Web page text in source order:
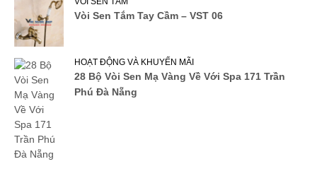
Vòi Sen Tắm Tay Cầm – VST 06
HOẠT ĐỘNG VÀ KHUYẾN MÃI
28 Bộ Vòi Sen Mạ Vàng Về Với Spa 171 Trần
Phú Đà Nẵng